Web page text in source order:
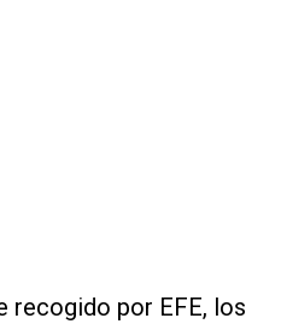
recogido por EFE, los